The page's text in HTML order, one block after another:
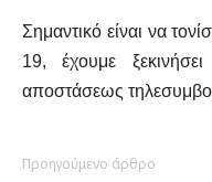
Σημαντικό είναι να
19, έχουμε
αποστάσεως
Προηγούμενο άρθρο